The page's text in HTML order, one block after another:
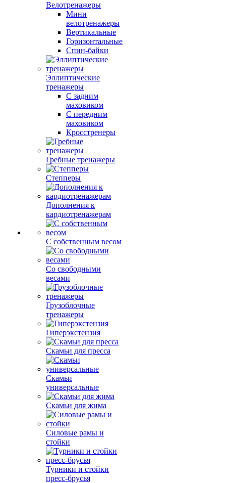
Велотренажеры
Мини
велотренажеры
Вертикальные
Горизонтальные
Спин-байки
Эллиптические
тренажеры
С задним
маховиком
С передним
маховиком
Кросстренеры
Гребные тренажеры
Степперы
Дополнения к
кардиотренажерам
С собственным весом
Со свободными
весами
Грузоблочные
тренажеры
Гиперэкстензия
Скамьи для пресса
Скамьи
универсальные
Скамьи для жима
Силовые рамы и
стойки
Турники и стойки
пресс-брусья